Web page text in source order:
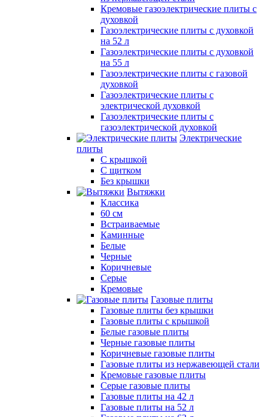
Кремовые газоэлектрические плиты с
духовкой
Газоэлектрические плиты с духовкой
на 52 л
Газоэлектрические плиты с духовкой
на 55 л
Газоэлектрические плиты с газовой
духовкой
Газоэлектрические плиты с
электрической духовкой
Газоэлектрические плиты с
газоэлектрической духовкой
Электрические
плиты
С крышкой
С щитком
Без крышки
Вытяжки
Классика
60 см
Встраиваемые
Каминные
Белые
Черные
Коричневые
Серые
Кремовые
Газовые плиты
Газовые плиты без крышки
Газовые плиты с крышкой
Белые газовые плиты
Черные газовые плиты
Коричневые газовые плиты
Газовые плиты из нержавеющей стали
Кремовые газовые плиты
Серые газовые плиты
Газовые плиты на 42 л
Газовые плиты на 52 л